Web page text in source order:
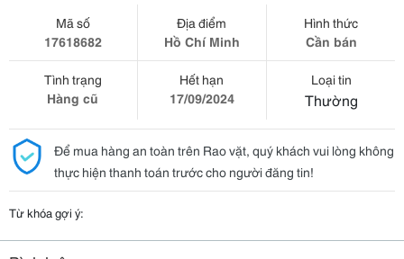
Mã số
17618682
Địa điểm
Hồ Chí Minh
Hình thức
Cần bán
Tình trạng
Hàng cũ
Hết hạn
17/09/2024
Loại tin
Thường
Để mua hàng an toàn trên Rao vặt, quý khách vui lòng không
thực hiện thanh toán trước cho người đăng tin!
Từ khóa gợi ý: